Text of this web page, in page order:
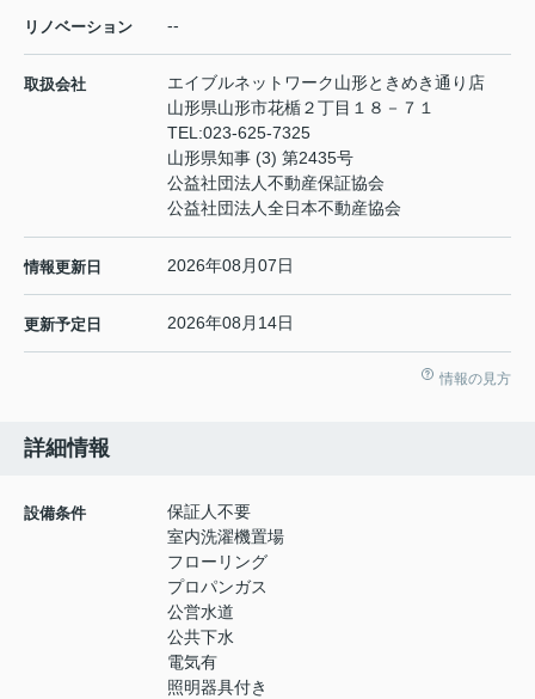
リノベーション --
取扱会社
エイブルネットワーク山形ときめき通り店
山形県山形市花楯２丁目１８－７１
TEL:023-625-7325
山形県知事 (3) 第2435号
公益社団法人不動産保証協会
公益社団法人全日本不動産協会
情報更新日 2026年08月07日
更新予定日 2026年08月14日
情報の見方
詳細情報
設備条件
保証人不要
室内洗濯機置場
フローリング
プロパンガス
公営水道
公共下水
電気有
照明器具付き